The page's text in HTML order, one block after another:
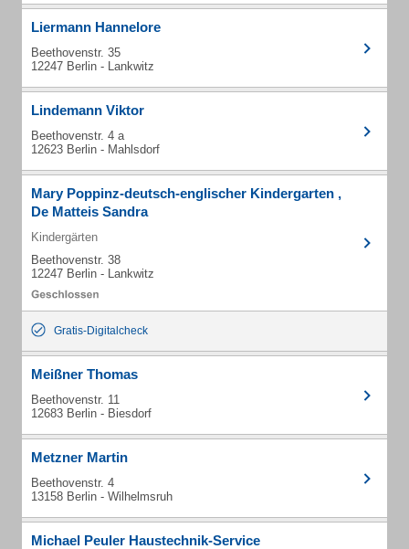
Liermann Hannelore
Beethovenstr. 35
12247 Berlin - Lankwitz
Lindemann Viktor
Beethovenstr. 4 a
12623 Berlin - Mahlsdorf
Mary Poppinz-deutsch-englischer Kindergarten ,
De Matteis Sandra
Kindergärten
Beethovenstr. 38
12247 Berlin - Lankwitz
Gratis-Digitalcheck
Meißner Thomas
Beethovenstr. 11
12683 Berlin - Biesdorf
Metzner Martin
Beethovenstr. 4
13158 Berlin - Wilhelmsruh
Michael Peuler Haustechnik-Service